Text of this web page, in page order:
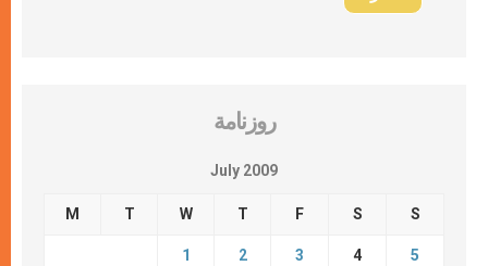
روزنامة
July 2009
M T W T F S S
1 2 3 4 5